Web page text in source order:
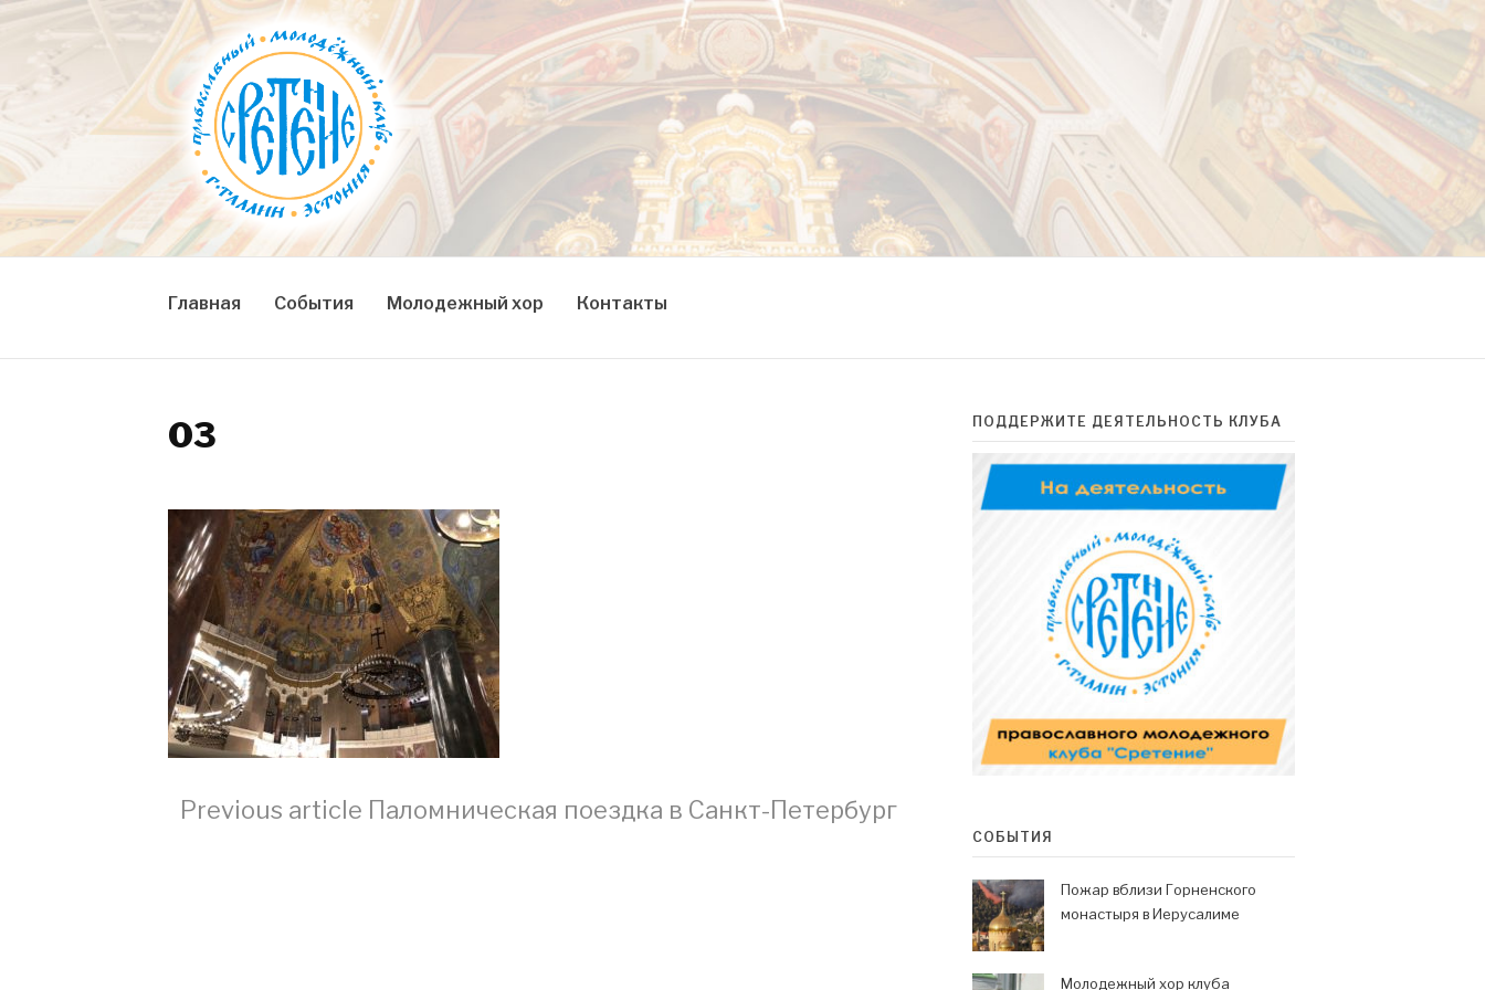
content
Главная События Молодежный хор Контакты
03
Continue
Previous article Паломническая поездка в Санкт-Петербург
ПОДДЕРЖИТЕ ДЕЯТЕЛЬНОСТЬ КЛУБА
СОБЫТИЯ
Пожар вблизи Горненского
монастыря в Иерусалиме
Молодежный хор клуба